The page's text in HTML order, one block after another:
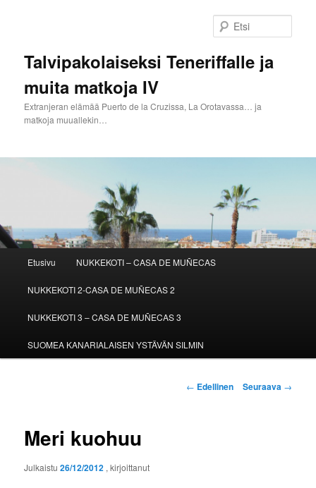
Talvipakolaiseksi Teneriffalle ja
muita matkoja IV
Extranjeran elämää Puerto de la Cruzissa, La Orotavassa… ja
matkoja muuallekin…
Etusivu NUKKEKOTI – CASA DE MUÑECAS
NUKKEKOTI 2-CASA DE MUÑECAS 2
NUKKEKOTI 3 – CASA DE MUÑECAS 3
SUOMEA KANARIALAISEN YSTÄVÄN SILMIN
Artikkelien
← Edellinen Seuraava →
Meri kuohuu
Julkaistu26/12/2012 , kirjoittanut